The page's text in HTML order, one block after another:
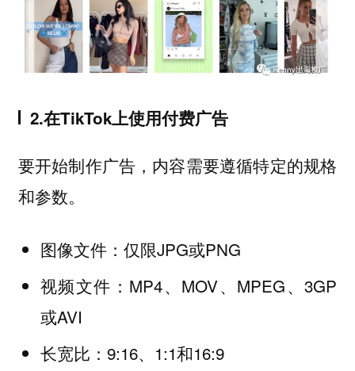
2.在TikTok上使用付费广告
要开始制作广告，内容需要遵循特定的规格
和参数。
图像文件：仅限JPG或PNG
视频文件：MP4、MOV、MPEG、3GP
或AVI
长宽比：9:16、1:1和16:9